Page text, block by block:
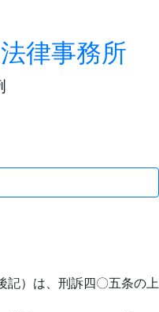
律事務所
）は、刑訴四〇五条の上